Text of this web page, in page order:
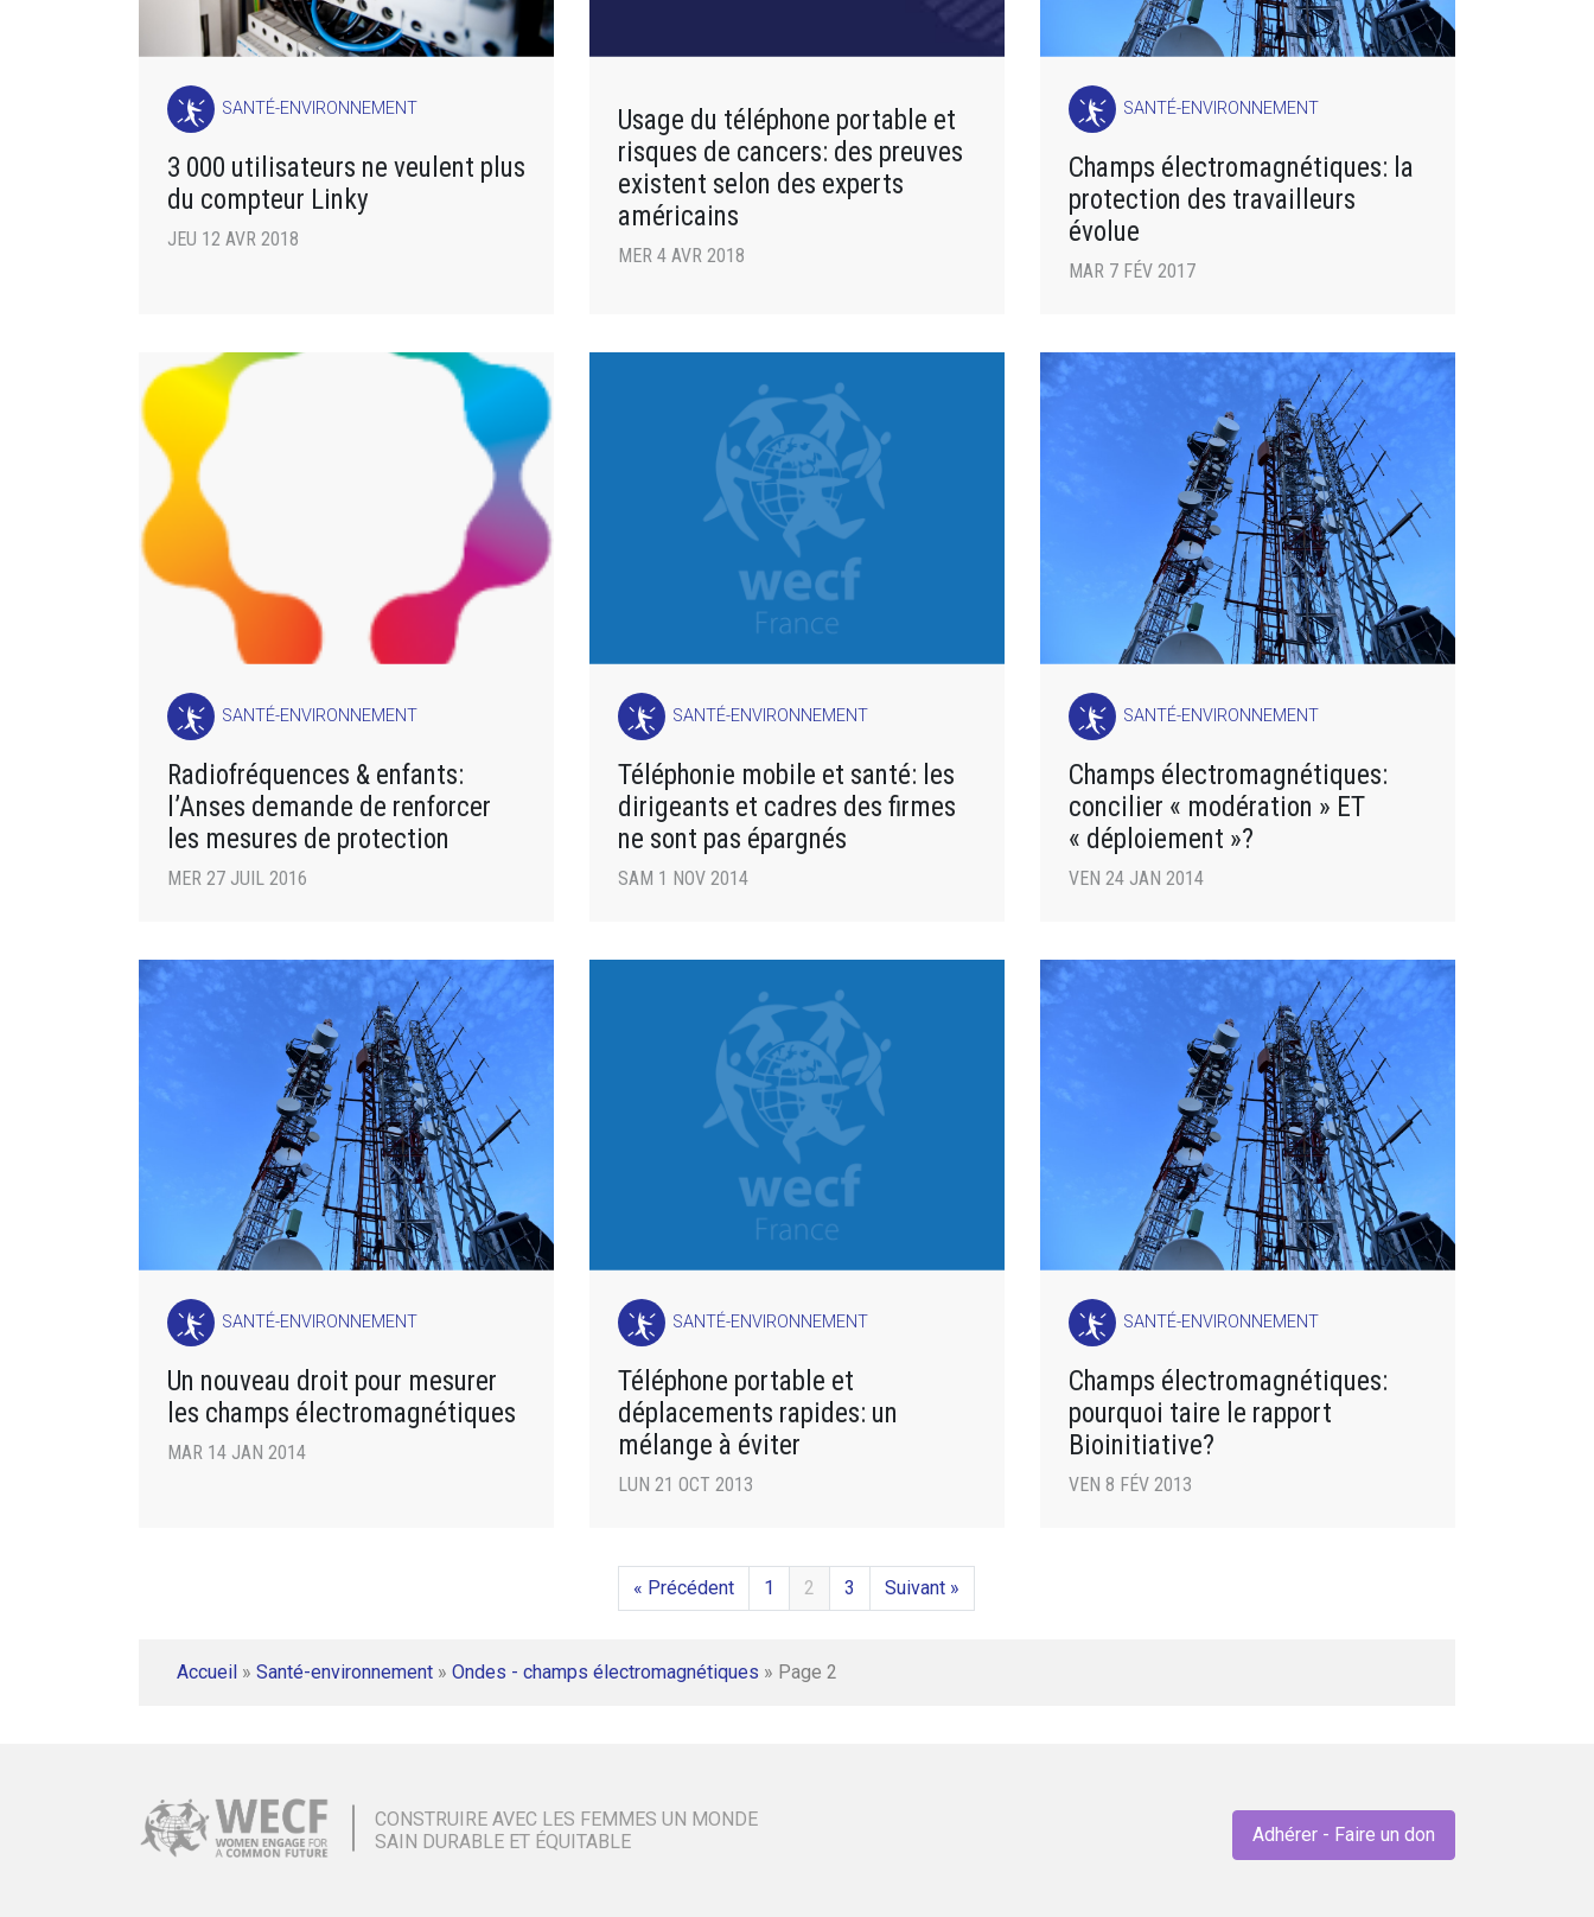
SANTÉ-ENVIRONNEMENT
3 000 utilisateurs ne veulent plus
du compteur Linky
JEU 12 AVR 2018
Usage du téléphone portable et
risques de cancers: des preuves
existent selon des experts
américains
MER 4 AVR 2018
SANTÉ-ENVIRONNEMENT
Champs électromagnétiques: la
protection des travailleurs
évolue
MAR 7 FÉV 2017
SANTÉ-ENVIRONNEMENT
Radiofréquences & enfants:
l’Anses demande de renforcer
les mesures de protection
MER 27 JUIL 2016
SANTÉ-ENVIRONNEMENT
Téléphonie mobile et santé: les
dirigeants et cadres des firmes
ne sont pas épargnés
SAM 1 NOV 2014
SANTÉ-ENVIRONNEMENT
Champs électromagnétiques:
concilier « modération » ET
« déploiement »?
VEN 24 JAN 2014
SANTÉ-ENVIRONNEMENT
Un nouveau droit pour mesurer
les champs électromagnétiques
MAR 14 JAN 2014
SANTÉ-ENVIRONNEMENT
Téléphone portable et
déplacements rapides: un
mélange à éviter
LUN 21 OCT 2013
SANTÉ-ENVIRONNEMENT
Champs électromagnétiques:
pourquoi taire le rapport
Bioinitiative?
VEN 8 FÉV 2013
« Précédent 1 2 3 Suivant »
Accueil » Santé-environnement » Ondes - champs électromagnétiques » Page 2
CONSTRUIRE AVEC LES FEMMES UN MONDE
SAIN DURABLE ET ÉQUITABLE
Adhérer - Faire un don